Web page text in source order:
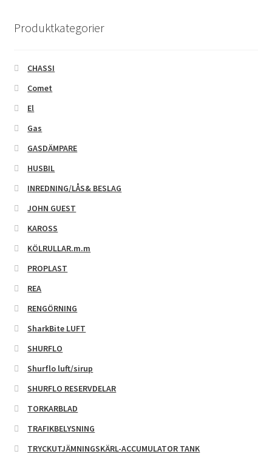
Produktkategorier
CHASSI
Comet
El
Gas
GASDÄMPARE
HUSBIL
INREDNING/LÅS& BESLAG
JOHN GUEST
KAROSS
KÖLRULLAR.m.m
PROPLAST
REA
RENGÖRNING
SharkBite LUFT
SHURFLO
Shurflo luft/sirup
SHURFLO RESERVDELAR
TORKARBLAD
TRAFIKBELYSNING
TRYCKUTJÄMNINGSKÄRL-ACCUMULATOR TANK